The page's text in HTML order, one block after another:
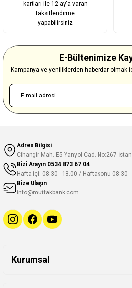
kartları ile 12 ay'a varan
taksitlendirme
yapabilirsiniz
E-Bültenimize
Kampanya ve yeniliklerden haberdar olmak
Adres Bilgisi
Cihangir Mah. E5-Yanyol Cad. No:267
Bizi Arayın 0534 873 67 04
Hafta içi: 08.30 - 18.00 / Haftasonu 08:30 -
Bize Ulaşın
info@mutfakbank.com
Kurumsal